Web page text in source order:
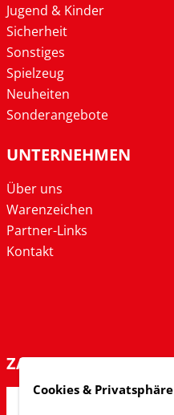
Jugend & Kinder
Sicherheit
Sonstiges
Spielzeug
Neuheiten
Sonderangebote
UNTERNEHMEN
Über uns
Warenzeichen
Partner-Links
Kontakt
ZAHLARTEN
Cookies & Privatsphäre